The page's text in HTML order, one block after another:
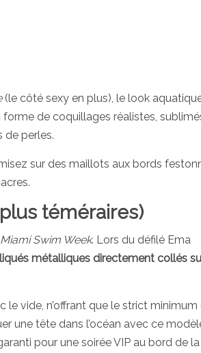
(le côté sexy en plus), le look
de coquillages réalistes,
de perles.
sur des maillots aux bords
téméraires)
Miami Swim Week. Lors du défilé Ema
métalliques directement collés
vide, n’offrant que le strict minimum
une tête dans l’océan avec ce
pour une soirée VIP au bord de la